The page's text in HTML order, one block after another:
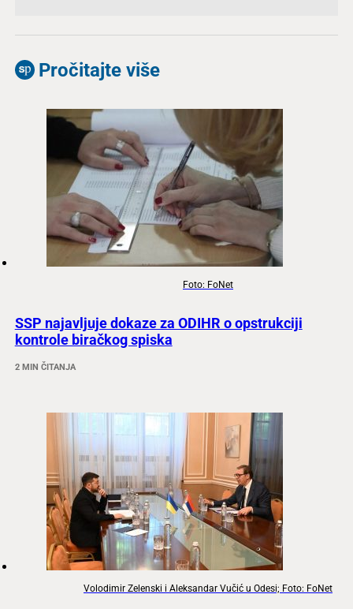
Pročitajte više
Foto: FoNet
SSP najavljuje dokaze za ODIHR o opstrukciji
kontrole biračkog spiska
2 MIN ČITANJA
Volodimir Zelenski i Aleksandar Vučić u Odesi; Foto: FoNet